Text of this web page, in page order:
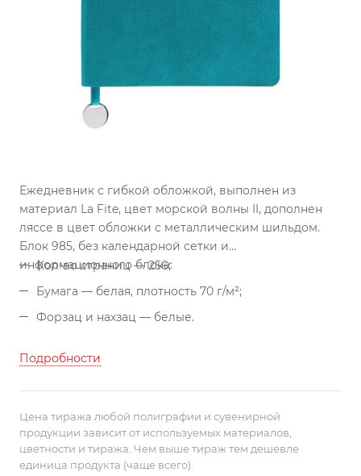
Ежедневник с гибкой обложкой, выполнен из
материал La Fite, цвет морской волны II, дополнен
ляссе в цвет обложки с металлическим шильдом.
Блок 985, без календарной сетки и
информационного блока:
Кол-во страниц — 256;
Бумага — белая, плотность 70 г/м²;
Форзац и нахзац — белые.
Подробности
Цена тиража любой полиграфии и сувенирной
продукции зависит от используемых материалов,
цветности и тиража. Чем выше тираж тем дешевле
единица продукта (чаще всего).